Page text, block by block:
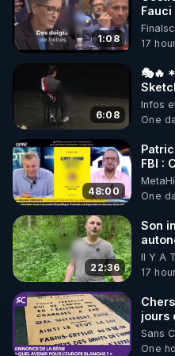
🌱 INSTAGRAM
https://
http://rgnr.li/instagram
🌱 LA NEWSLETTER
Pour ne pas rater
http://rgnr.li/news
🌱 VIDÉOS NON
Toutes les vidéos
http://rgnr.li/odysee
🌱 LES STAGES EN
http://rgnr.li/stages
1:08
17
6:08
🎭🔥
🏆💰**
Infos
One
48:00
FBI :
One
22:36
Son
avec
Il Y A
17
Chers Amis,
jours
Sans
One